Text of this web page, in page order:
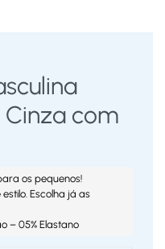
com
os pequenos!
Escolha já as
– 05% Elastano